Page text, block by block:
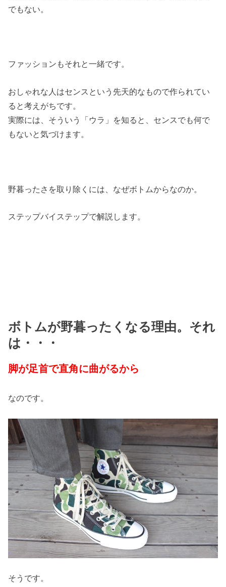
でもない。
ファッションもそれと一緒です。
おしゃれな人はセンスという先天的なもので作られてい
ると考えがちです。
実際には、そういう「ウラ」を知ると、センスでも何で
もないと気づけます。
野暮ったさを取り除くには、なぜボトムからなのか。
ステップバイステップで解説します。
ボトムが野暮ったくなる理由。それ
は・・・
脚が足首で直角に曲がるから
なのです。
そうです。